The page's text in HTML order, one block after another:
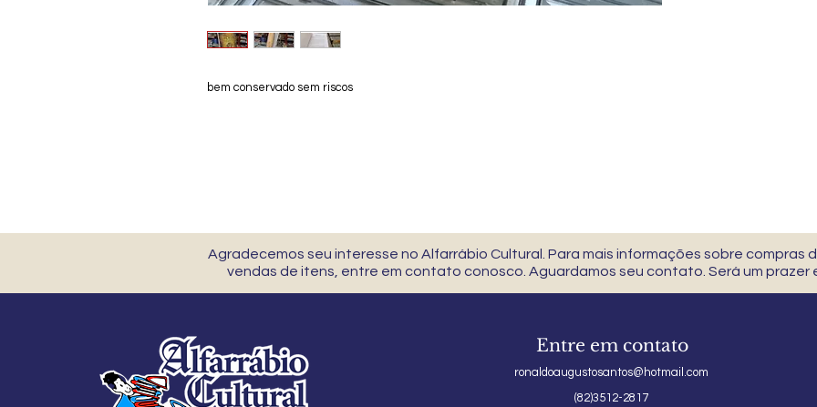
bem conservado sem riscos
Agradecemos seu interesse no Alfarrábio Cultural. Para mais informações sobre compras
vendas de itens, entre em contato conosco. Aguardamos seu contato. Será um prazer
Entre em contato
ronaldoaugustosantos@hotmail.com
(82)3512-2817